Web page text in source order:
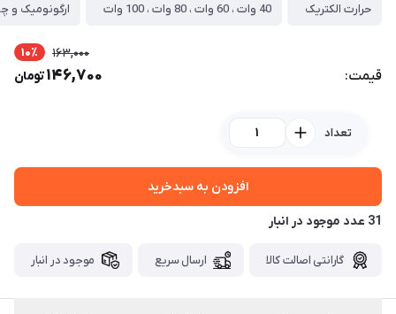
حرارت الکتریک
40 وات ، 60 وات ، 80 وات ، 100 وات
ارگونومیک و
قیمت:
163,000 10٪
146,700تومان
تعداد
افزودن به سبدخرید
31 عدد موجود در انبار
گارانتی اصالت کالا ارسال سریع موجود در انبار